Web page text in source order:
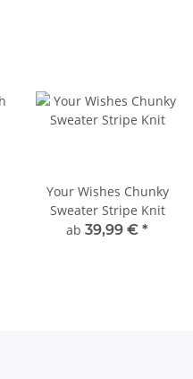
Your Wishes Chunky
Sweater Stripe Knit
ab 39,99 € *